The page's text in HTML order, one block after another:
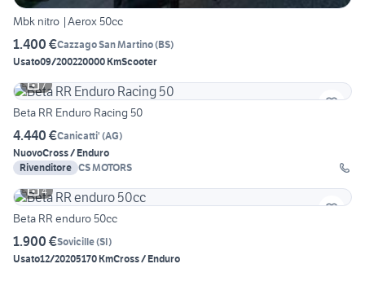
Mbk nitro |Aerox 50cc
1.400 €Cazzago San Martino(BS)
Usato09/200220000 KmScooter
7
Beta RR Enduro Racing 50
4.440 €Canicatti' (AG)
NuovoCross / Enduro
Rivenditore CS MOTORS
4
Beta RR enduro 50cc
1.900 €Sovicille(SI)
Usato12/20205170 KmCross / Enduro